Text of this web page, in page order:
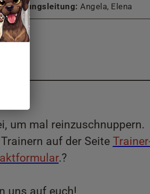
Übungsleitung: Angela, Elena
um mal reinzuschnuppern.
auf der Seite
.?